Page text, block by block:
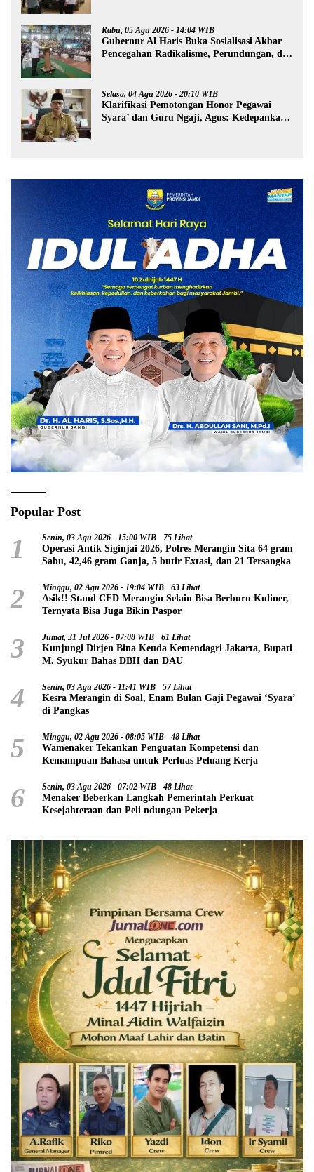
Rabu, 05 Agu 2026 - 14:04 WIB
Gubernur Al Haris Buka Sosialisasi Akbar
Pencegahan Radikalisme, Perundungan, dan
Selasa, 04 Agu 2026 - 20:10 WIB
Klarifikasi Pemotongan Honor Pegawai
Syara’ dan Guru Ngaji, Agus: Kedepankan
Popular Post
1 Senin, 03 Agu 2026 - 15:00 WIB 75 Lihat
Operasi Antik Siginjai 2026, Polres Merangin Sita 64 gram
Sabu, 42,46 gram Ganja, 5 butir Extasi, dan 21 Tersangka
2 Minggu, 02 Agu 2026 - 19:04 WIB 63 Lihat
Asik!! Stand CFD Merangin Selain Bisa Berburu Kuliner,
Ternyata Bisa Juga Bikin Paspor
3 Jumat, 31 Jul 2026 - 07:08 WIB 61 Lihat
Kunjungi Dirjen Bina Keuda Kemendagri Jakarta, Bupati
M. Syukur Bahas DBH dan DAU
4 Senin, 03 Agu 2026 - 11:41 WIB 57 Lihat
Kesra Merangin di Soal, Enam Bulan Gaji Pegawai ‘Syara’
di Pangkas
5 Minggu, 02 Agu 2026 - 08:05 WIB 48 Lihat
Wamenaker Tekankan Penguatan Kompetensi dan
Kemampuan Bahasa untuk Perluas Peluang Kerja
6 Senin, 03 Agu 2026 - 07:02 WIB 48 Lihat
Menaker Beberkan Langkah Pemerintah Perkuat
Kesejahteraan dan Peli ndungan Pekerja